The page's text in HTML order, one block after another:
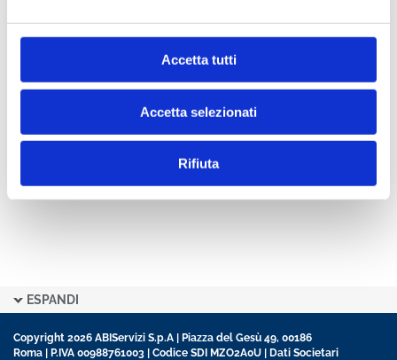
Accetta tutti
Accetta selezionati
Rifiuta
Indice
ESPANDI
Copyright 2026 ABIServizi S.p.A | Piazza del Gesù 49, 00186
Roma | P.IVA 00988761003 | Codice SDI MZO2A0U |
Dati Societari